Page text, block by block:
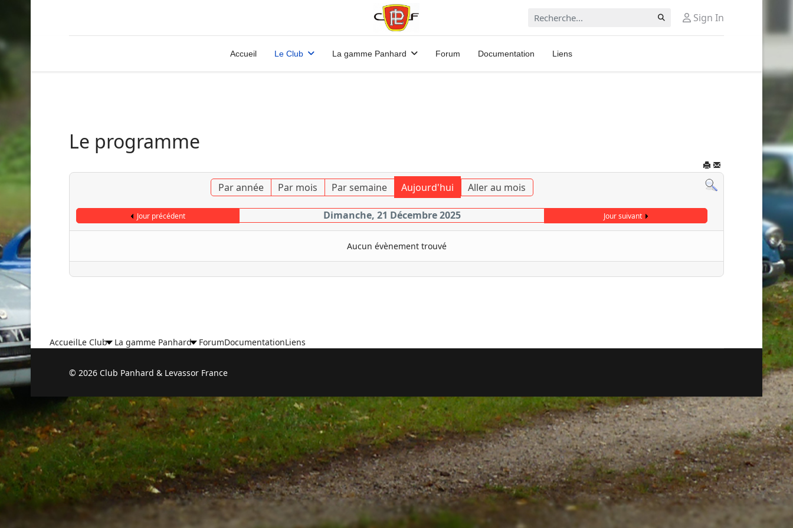
Rechercher Sign In
Accueil Le Club La gamme Panhard Forum Documentation Liens
Le programme
Par année Par mois Par semaine Aujourd'hui Aller au mois
Jour précédent Dimanche, 21 Décembre 2025 Jour suivant
Aucun évènement trouvé
AccueilLe Club La gamme Panhard ForumDocumentationLiens
© 2026 Club Panhard & Levassor France